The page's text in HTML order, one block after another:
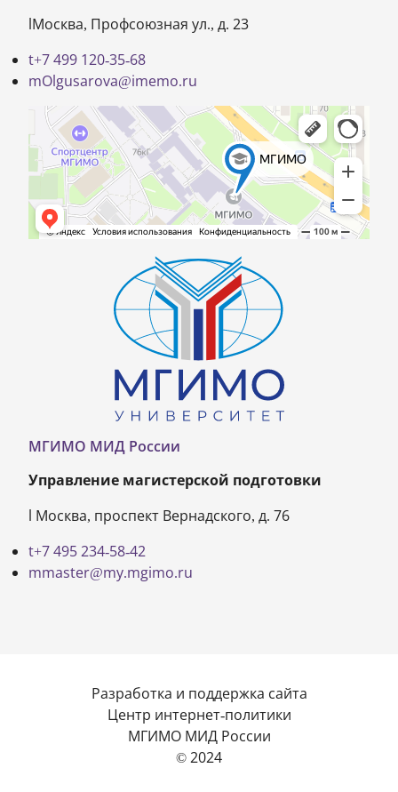
Москва, Профсоюзная ул., д. 23
+7 499 120-35-68
Olgusarova@imemo.ru
МГИМО МИД России
Управление магистерской подготовки
Москва, проспект Вернадского, д. 76
+7 495 234-58-42
master@my.mgimo.ru
Разработка и поддержка сайта
Центр интернет-политики
МГИМО МИД России
© 2024